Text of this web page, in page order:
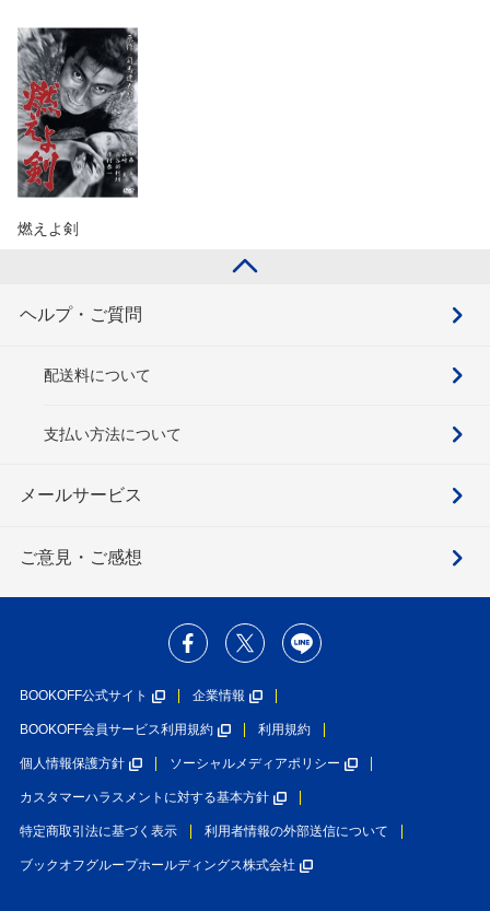
燃えよ剣
ヘルプ・ご質問
配送料について
支払い方法について
メールサービス
ご意見・ご感想
BOOKOFF公式サイト 企業情報
BOOKOFF会員サービス利用規約 利用規約
個人情報保護方針 ソーシャルメディアポリシー
カスタマーハラスメントに対する基本方針
特定商取引法に基づく表示 利用者情報の外部送信について
ブックオフグループホールディングス株式会社